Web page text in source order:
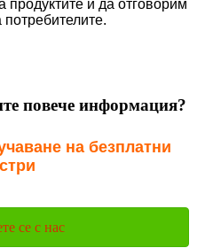
продуктите и да отговорим
повече информация?
на безплатни
се с нас